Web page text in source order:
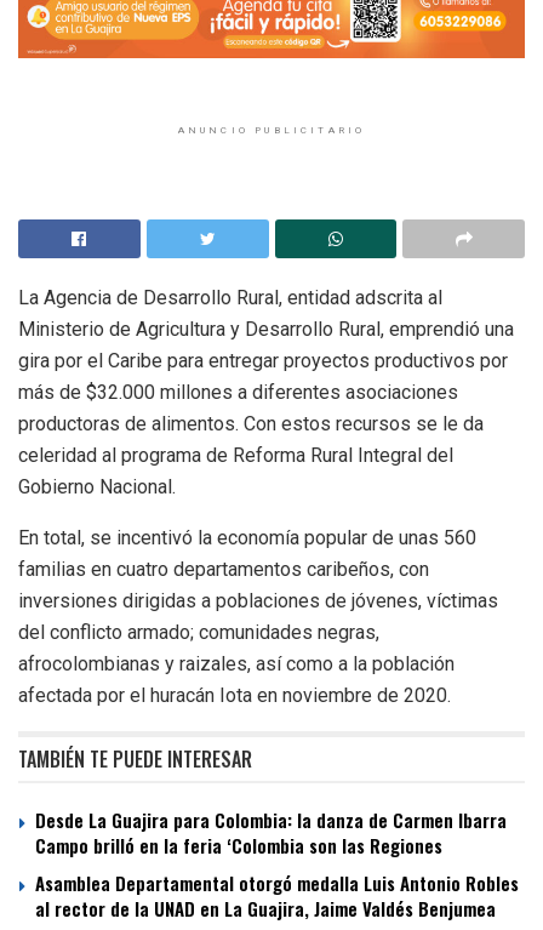
ANUNCIO PUBLICITARIO
La Agencia de Desarrollo Rural, entidad adscrita al
Ministerio de Agricultura y Desarrollo Rural, emprendió una
gira por el Caribe para entregar proyectos productivos por
más de $32.000 millones a diferentes asociaciones
productoras de alimentos. Con estos recursos se le da
celeridad al programa de Reforma Rural Integral del
Gobierno Nacional.
En total, se incentivó la economía popular de unas 560
familias en cuatro departamentos caribeños, con
inversiones dirigidas a poblaciones de jóvenes, víctimas
del conflicto armado; comunidades negras,
afrocolombianas y raizales, así como a la población
afectada por el huracán Iota en noviembre de 2020.
TAMBIÉN TE PUEDE INTERESAR
Desde La Guajira para Colombia: la danza de Carmen Ibarra
Campo brilló en la feria ‘Colombia son las Regiones
Asamblea Departamental otorgó medalla Luis Antonio Robles
al rector de la UNAD en La Guajira, Jaime Valdés Benjumea